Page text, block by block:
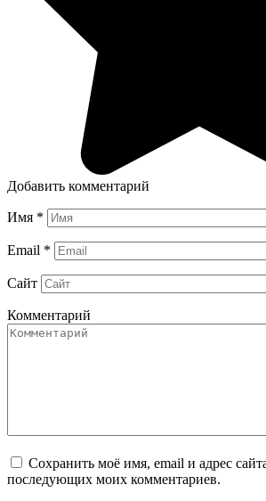
Добавить комментарий
Имя *
Email *
Сайт
Комментарий
Сохранить моё имя, email и адрес
последующих моих комментариев.